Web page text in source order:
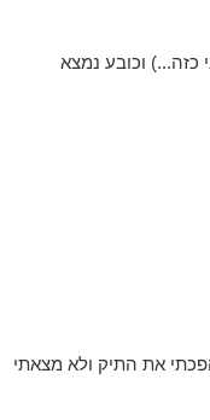
כזה...) וכובע נמצא
את התיק ולא מצאתי